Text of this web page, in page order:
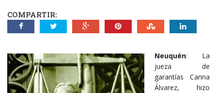
COMPARTIR:
Neuquén: La
jueza de
garantías Carina
Álvarez, hizo